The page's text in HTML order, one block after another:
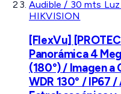
HIKVISION
[FlexVu]
Panorámica 4
(180°) / Imagen
WDR 130° / IP67 /